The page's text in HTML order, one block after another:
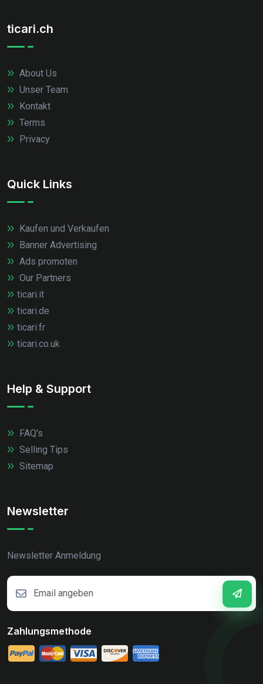
ticari.ch
About Us
Unser Team
Kontakt
Terms
Privacy
Quick Links
Kaufen und Verkaufen
Banner Advertising
Ads promoten
Our Partners
ticari.it
ticari.de
ticari.fr
ticari.co.uk
Help & Support
FAQ's
Selling Tips
Sitemap
Newsletter
Newsletter Anmeldung
Zahlungsmethode